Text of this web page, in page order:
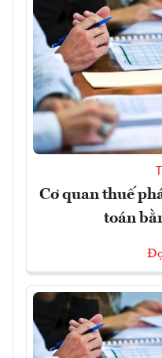
Cơ quan thuế
toán